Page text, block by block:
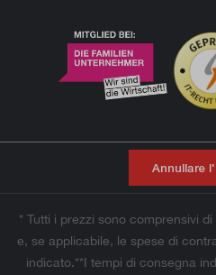
Annullare
* Tutti i prezzi sono comprensivi di
e, se applicabile, le spese di
indicato.**I tempi di consegna